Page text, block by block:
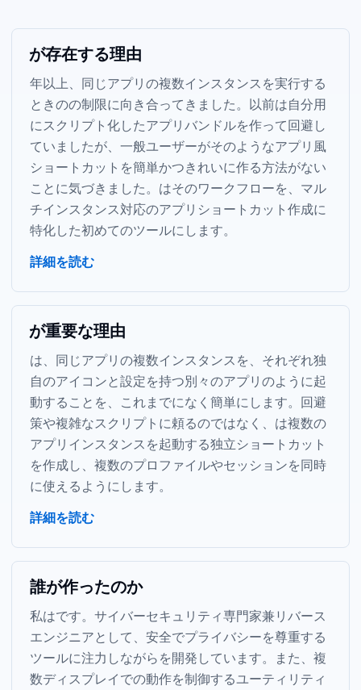
Parall が存在する理由
10年以上、同じアプリの複数インスタンスを実行する
ときの macOS の制限に向き合ってきました。以前は自分用
にスクリプト化したアプリバンドルを作って回避し
ていましたが、一般ユーザーがそのようなアプリ風
ショートカットを簡単かつきれいに作る方法がない
ことに気づきました。Parall はそのワークフローを、マル
チインスタンス対応のアプリショートカット作成に
特化した初めてのツールにします。
詳細を読む
Parall が重要な理由
Parall は、同じ macOS アプリの複数インスタンスを、それぞれ独
自の Dock アイコンと設定を持つ別々のアプリのように起
動することを、これまでになく簡単にします。回避
策や複雑なスクリプトに頼るのではなく、Parall は複数の
アプリインスタンスを起動する独立ショートカット
を作成し、複数のプロファイルやセッションを同時
に使えるようにします。
詳細を読む
誰が作ったのか
私は Ihor July です。サイバーセキュリティ専門家兼リバース
エンジニアとして、安全でプライバシーを尊重する macOS
ツールに注力しながら Parall を開発しています。また、複
数ディスプレイで Dock の動作を制御する Mac Dock ユーティリティ